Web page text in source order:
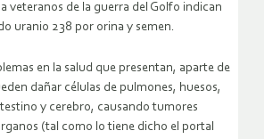
veteranos de la guerra del Golfo indican
uranio 238 por orina y semen.
en la salud que presentan, aparte de
dañar células de pulmones, huesos,
y cerebro, causando tumores
(tal como lo tiene dicho el portal